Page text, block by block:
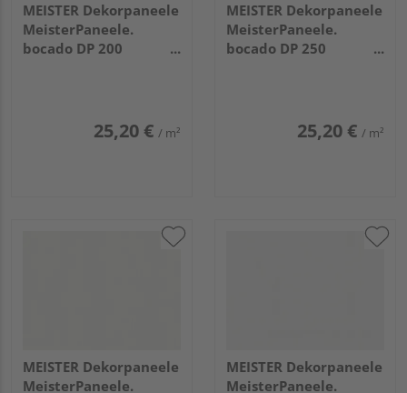
MEISTER Dekorpaneele
MeisterPaneele.
bocado DP 200
25,20 € / m²
MEISTER Dekorpaneele
MeisterPaneele.
bocado DP 250
25,20 € / m²
MEISTER Dekorpaneele
MeisterPaneele.
MEISTER Dekorpaneele
MeisterPaneele.